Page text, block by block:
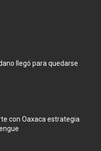
llegó para quedarse
con Oaxaca estrategia